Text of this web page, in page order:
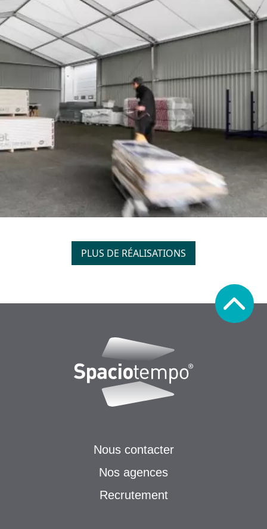
PLUS DE RÉALISATIONS
Nous contacter
Nos agences
Recrutement